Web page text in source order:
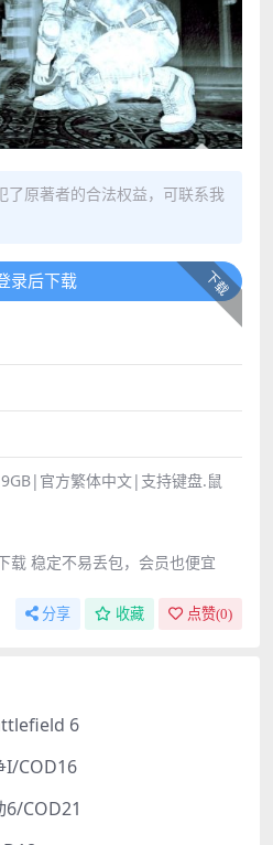
了原著者的合法权益，可联系我
下载
录后下载
官方繁体中文|支持键盘.鼠
载 稳定不易丢包，会员也便宜
分享 收藏 点赞(0)
6
I/COD16
COD21